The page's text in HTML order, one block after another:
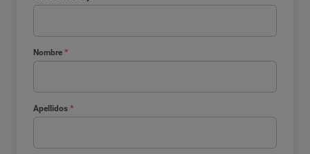
Nombre *
Apellidos *